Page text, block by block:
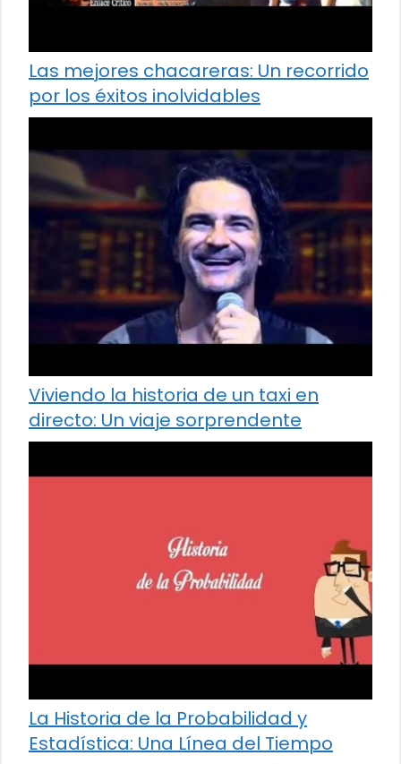
Las mejores chacareras: Un recorrido
por los éxitos inolvidables
Viviendo la historia de un taxi en
directo: Un viaje sorprendente
La Historia de la Probabilidad y
Estadística: Una Línea del Tiempo